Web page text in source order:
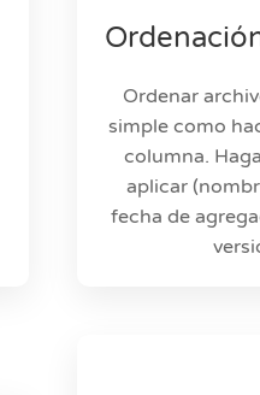
Ordenar
simple como
columna.
aplicar
fecha de